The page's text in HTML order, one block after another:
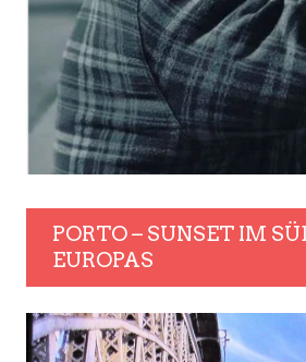
PORTO – SUNSET IM
EUROPAS